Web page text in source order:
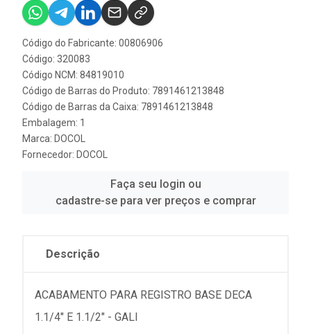
Código do Fabricante: 00806906
Código: 320083
Código NCM: 84819010
Código de Barras do Produto: 7891461213848
Código de Barras da Caixa: 7891461213848
Embalagem: 1
Marca: DOCOL
Fornecedor: DOCOL
Faça seu login ou
cadastre-se para ver preços e comprar
Descrição
ACABAMENTO PARA REGISTRO BASE DECA
1.1/4" E 1.1/2" - GALI